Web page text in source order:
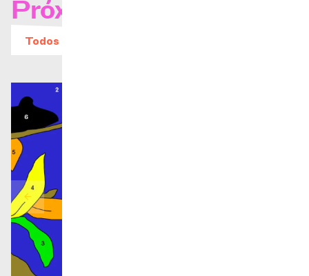
Próximos conciertos
Todos los eventos